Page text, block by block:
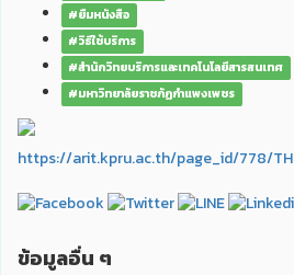
#ยืมหนังสือ
#วิธีใช้บริการ
#สำนักวิทยบริการและเทคโนโลยีสารสนเทศ
#มหาวิทยาลัยราชภัฏกำแพงเพชร
https://arit.kpru.ac.th/page_id/778/TH
ข้อมูลอื่น ๆ